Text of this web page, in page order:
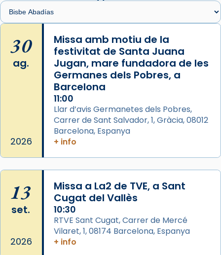
🔗tinyurl.com/cvu5jmbk
📸 J. Merino
Photo
View on Facebook Share
Arquebisbat de Barcelona
de Barcelona.
2 weeks ago
Aquest dilluns, 27 de juliol, ha tingut lloc la
missa d’acció de gràcies en agraïment al
L’arquebisbe de Barcelona, el cardenal Joan
Josep Omella, ha presidit la missa i l’ha
concelebrat el bisbe auxiliar de Barcelona,
Mons. David Abadías.
📸 Dr. G. Simón
30
ag.
2026
Missa amb motiu de la
festivitat de Santa Juana
Jugan, mare fundadora de les
Germanes dels Pobres, a
Barcelona
11:00
Llar d’avis Germanetes dels Pobres,
Carrer de Sant Salvador, 1, Gràcia, 08012
Barcelona, Espanya
+ info
13
set.
2026
Missa a La2 de TVE, a Sant
Cugat del Vallès
10:30
RTVE Sant Cugat, Carrer de Mercé
Vilaret, 1, 08174 Barcelona, Espanya
+ info